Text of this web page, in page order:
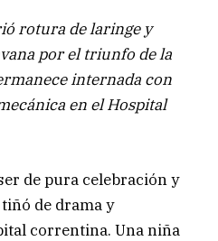
rotura de laringe y
por el triunfo de la
internada con
en el Hospital
de pura celebración y
de drama y
correntina. Una niña